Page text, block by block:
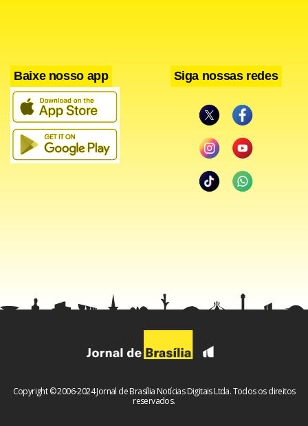
– Agência móvel 1: estacionamento do Comércio Local da
QI 11, Lago Sul;
– Agência móvel 2: estacionamento da Feira Permanente –
3ª Avenida, Núcleo Bandeirante.
Baixe nosso app Siga nossas redes
Copyright © 2006-2024 Jornal de Brasília Notícias Digitais Ltda. Todos os direitos
reservados.